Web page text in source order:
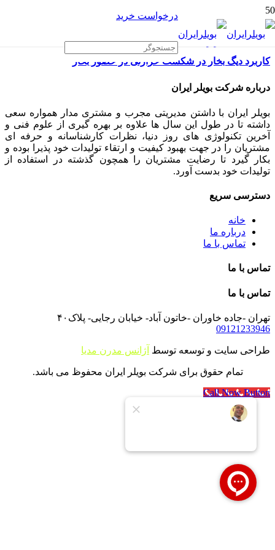
درخواست خرید
کاربرد دیگ بخار در شکست حرارتی در حضور بخار
درباره شرکت بویلر ایران
بویلر ایران با داشتن مدیریتی مجرب و مشتری مدار همواره سعی
داشته تا در طول این سال ها علاوه بر بهره گیری از علوم فنی و
آخرین تکنولوژی های روز دنیا، نظرات کارشناسانه و حرفه ای
مشتریان را در جهت بهبود کیفیت و ارتقاء تولیدات خود پذیرا بوده و
بکار گیرد تا رضایت مشتریان را همچون گذشته در استفاده از
تولیدات خود بدست آورد.
دسترسی سریع
خانه
درباره ما
تماس با ما
تماس با ما
تماس با ما
تهران -جاده خاوران -خاتون آباد- خیابان رجایی- پلاک۴۰
09121233946
طراحی سایت و توسعه توسط آژانس مدرن مدیا
تمام حقوق برای شرکت بویلر ایران محفوظ می باشد.
Call Now Button